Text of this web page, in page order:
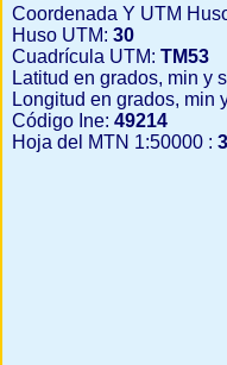
Coordenada Y UTM
Huso UTM: 30
Cuadrícula UTM: TM53
Latitud en grados, min y
Longitud en grados, min
Código Ine: 49214
Hoja del MTN 1:50000 :